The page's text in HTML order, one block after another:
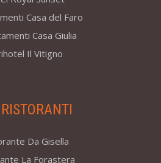
Casa del Faro
Casa Giulia
Il Vitigno
Da Gisella
La Forastera